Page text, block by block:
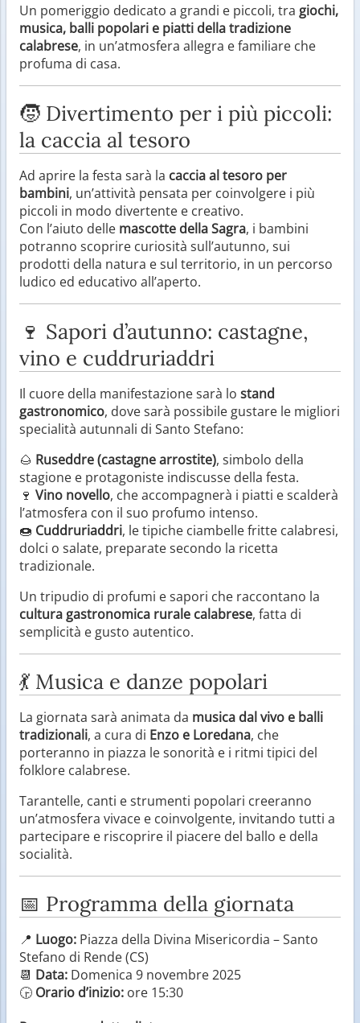
Un pomeriggio dedicato a grandi e piccoli, tra giochi,
musica, balli popolari e piatti della tradizione
calabrese, in un’atmosfera allegra e familiare che
profuma di casa.
🧒 Divertimento per i più piccoli:
la caccia al tesoro
Ad aprire la festa sarà la caccia al tesoro per
bambini, un’attività pensata per coinvolgere i più
piccoli in modo divertente e creativo.
Con l’aiuto delle mascotte della Sagra, i bambini
potranno scoprire curiosità sull’autunno, sui
prodotti della natura e sul territorio, in un percorso
ludico ed educativo all’aperto.
🍷 Sapori d’autunno: castagne,
vino e cuddruriaddri
Il cuore della manifestazione sarà lo stand
gastronomico, dove sarà possibile gustare le migliori
specialità autunnali di Santo Stefano:
🌰 Ruseddre (castagne arrostite), simbolo della
stagione e protagoniste indiscusse della festa.
🍷 Vino novello, che accompagnerà i piatti e scalderà
l’atmosfera con il suo profumo intenso.
🍩 Cuddruriaddri, le tipiche ciambelle fritte calabresi,
dolci o salate, preparate secondo la ricetta
tradizionale.
Un tripudio di profumi e sapori che raccontano la
cultura gastronomica rurale calabrese, fatta di
semplicità e gusto autentico.
💃 Musica e danze popolari
La giornata sarà animata da musica dal vivo e balli
tradizionali, a cura di Enzo e Loredana, che
porteranno in piazza le sonorità e i ritmi tipici del
folklore calabrese.
Tarantelle, canti e strumenti popolari creeranno
un’atmosfera vivace e coinvolgente, invitando tutti a
partecipare e riscoprire il piacere del ballo e della
socialità.
📅 Programma della giornata
📍 Luogo: Piazza della Divina Misericordia – Santo
Stefano di Rende (CS)
📆 Data: Domenica 9 novembre 2025
🕞 Orario d’inizio: ore 15:30